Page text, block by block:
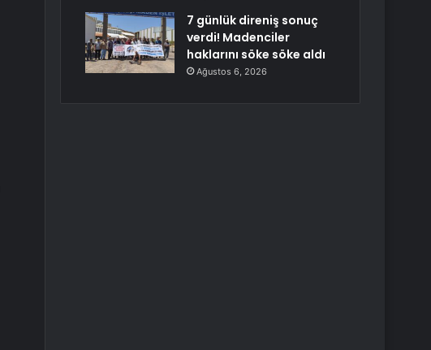
7 günlük direniş sonuç
verdi! Madenciler
haklarını söke söke aldı
Ağustos 6, 2026